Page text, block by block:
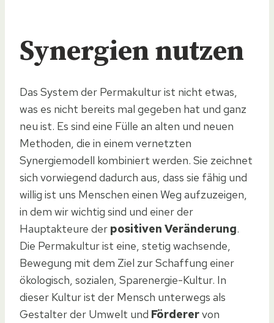
Synergien nutzen
Das System der Permakultur ist nicht etwas,
was es nicht bereits mal gegeben hat und ganz
neu ist. Es sind eine Fülle an alten und neuen
Methoden, die in einem vernetzten
Synergiemodell kombiniert werden. Sie zeichnet
sich vorwiegend dadurch aus, dass sie fähig und
willig ist uns Menschen einen Weg aufzuzeigen,
in dem wir wichtig sind und einer der
Hauptakteure der positiven Veränderung.
Die Permakultur ist eine, stetig wachsende,
Bewegung mit dem Ziel zur Schaffung einer
ökologisch, sozialen, Sparenergie-Kultur. In
dieser Kultur ist der Mensch unterwegs als
Gestalter der Umwelt und Förderervon